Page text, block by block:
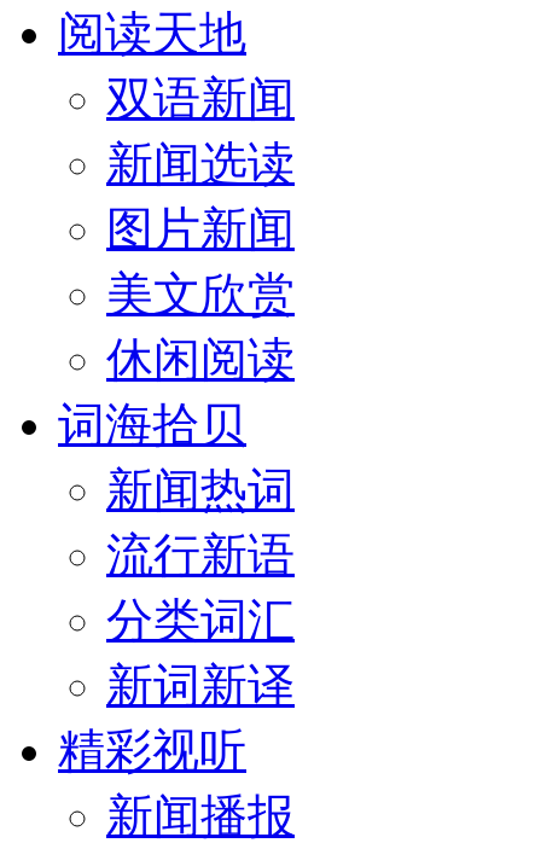
阅读天地
双语新闻
新闻选读
图片新闻
美文欣赏
休闲阅读
词海拾贝
新闻热词
流行新语
分类词汇
新词新译
精彩视听
新闻播报